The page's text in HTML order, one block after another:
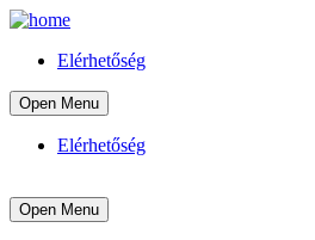
Elérhetőség
Open Menu
Elérhetőség
Open Menu